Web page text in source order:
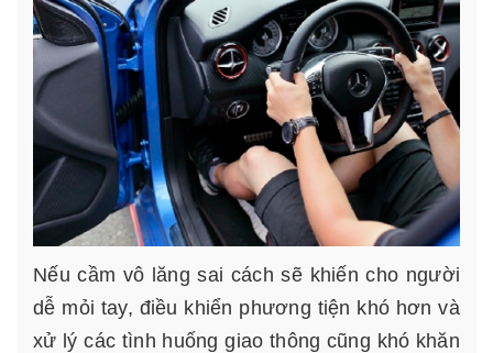
Nếu cầm vô lăng sai cách sẽ khiến cho người
dễ mỏi tay, điều khiển phương tiện khó hơn và
xử lý các tình huống giao thông cũng khó khăn